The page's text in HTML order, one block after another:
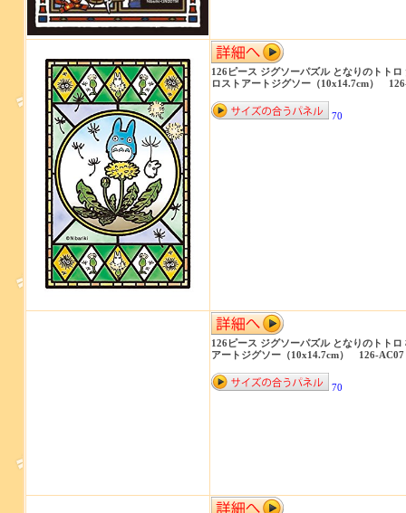
126ピース ジグソーパズル となりのトトロ
ロストアートジグソー（10x14.7cm）
70
126ピース ジグソーパズル となりのトトロ
アートジグソー（10x14.7cm） 126-AC07
70